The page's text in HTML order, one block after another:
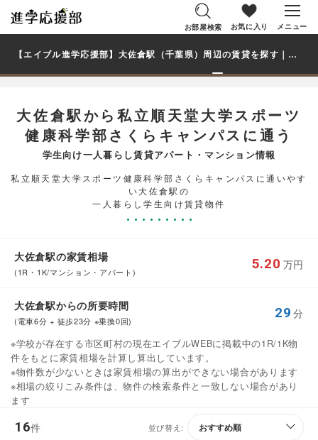
お部屋検索 お気に入り メニュー
【エイブル進学応援部】大佐倉駅（千葉県）周辺の賃貸を探す｜私立順天堂大学スポーツ健康科学部さくらキャンパス学生・大学生の一人暮らし向け賃貸マンション・アパート
大佐倉駅から私立順天堂大学スポーツ
健康科学部さくらキャンパスに通う
学生向け一人暮らし賃貸アパート・マンション情報
私立順天堂大学スポーツ健康科学部さくらキャンパスに通いやす
い大佐倉駅の
一人暮らし学生向け賃貸物件
大佐倉駅の家賃相場
(1R・1K/マンション・アパート)
5.20 万円
大佐倉駅からの所要時間
(電車6分 + 徒歩23分 ※乗換0回)
29 分
※学校が存在する市区町村の現在エイブルWEBに掲載中の1R/1K物
件をもとに家賃相場を計算し算出しています。
※物件数が少ないときは家賃相場の算出ができない場合があります
※相場の絞りこみ条件は、物件の検索条件と一致しない場合があり
ます
16件 並び替え: